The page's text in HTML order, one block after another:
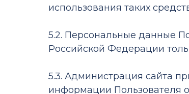
использования таких
5.2. Персональные данные
Российской Федерации
5.3. Администрация сайта
информации Пользователя